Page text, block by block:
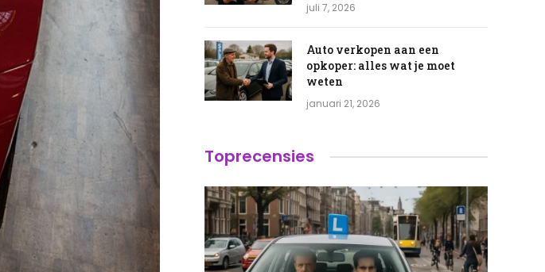
juli 7, 2026
Auto verkopen aan een
opkoper: alles wat je moet
weten
januari 21, 2026
Toprecensies